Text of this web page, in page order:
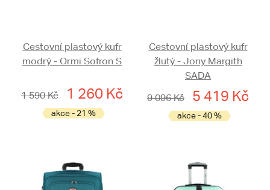
Cestovní plastový kufr
modrý - Ormi Sofron S
1 590 Kč 1 260 Kč
akce - 21 %
Cestovní plastový kufr
žlutý - Jony Margith
SADA
9 096 Kč
5 419 Kč
akce - 40 %